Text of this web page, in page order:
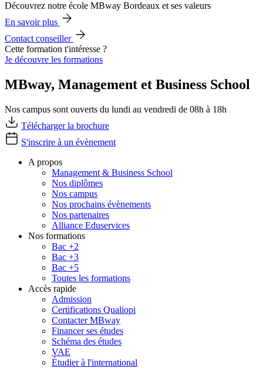
Découvrez notre école MBway Bordeaux et ses valeurs
En savoir plus
Contact conseiller
Cette formation t'intéresse ?
Je découvre les formations
MBway, Management et Business School
Nos campus sont ouverts du lundi au vendredi de 08h à 18h
Télécharger la brochure
S'inscrire à un évènement
A propos
Management & Business School
Nos diplômes
Nos campus
Nos prochains évènements
Nos partenaires
Alliance Eduservices
Nos formations
Bac +2
Bac +3
Bac +5
Toutes les formations
Accès rapide
Admission
Certifications Qualiopi
Contacter MBway
Financer ses études
Schéma des études
VAE
Étudier à l'international